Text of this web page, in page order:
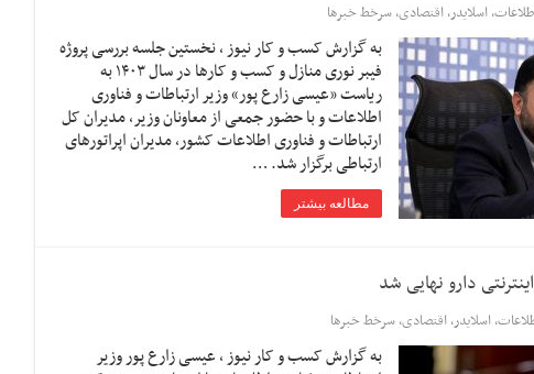
,اسلایدر,اقتصادی,سرخط خبرها
به گزارش کسب و کار نیوز ، نخستین جلسه بررسی پروژه
فیبر نوری منازل و کسب و کارها در سال ۱۴۰۳ به
ریاست «عیسی زارع پور» وزیر ارتباطات و فناوری
اطلاعات و با حضور جمعی از معاونان وزیر، مدیران کل
ارتباطات و فناوری اطلاعات کشور، مدیران اپراتورهای
ارتباطی برگزار شد. …
مطالعه بیشتر
دارو نهایی شد
,اسلایدر,اقتصادی,سرخط خبرها
به گزارش کسب و کار نیوز ، عیسی زارع پور وزیر